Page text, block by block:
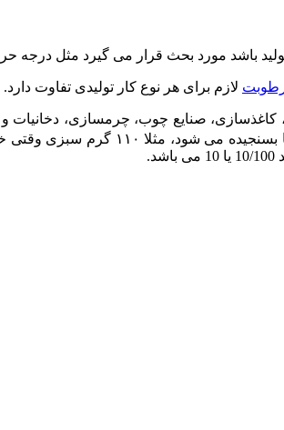
باشد مورد بحث قرار می گیرد مثل درجه
لازم برای هر نوع کار تولیدی تفاوت دارد.
کاغذسازی، صنایع چوب، چرمسازی،